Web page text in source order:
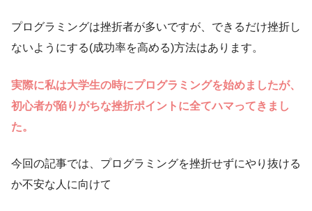
プログラミングは挫折者が多いですが、できるだけ挫折し
ないようにする(成功率を高める)方法はあります。
実際に私は大学生の時にプログラミングを始めましたが、
初心者が陥りがちな挫折ポイントに全てハマってきまし
た。
今回の記事では、プログラミングを挫折せずにやり抜ける
か不安な人に向けて